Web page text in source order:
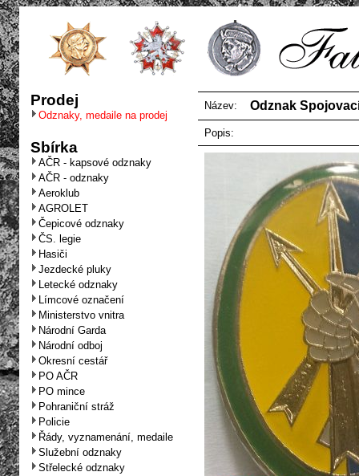
Prodej
Odznaky, medaile na prodej
Sbírka
AČR - kapsové odznaky
AČR - odznaky
Aeroklub
AGROLET
Čepicové odznaky
ČS. legie
Hasiči
Jezdecké pluky
Letecké odznaky
Límcové označení
Ministerstvo vnitra
Národní Garda
Národní odboj
Okresní cestář
PO AČR
PO mince
Pohraniční stráž
Policie
Řády, vyznamenání, medaile
Služební odznaky
Střelecké odznaky
Název: Odznak
Popis: